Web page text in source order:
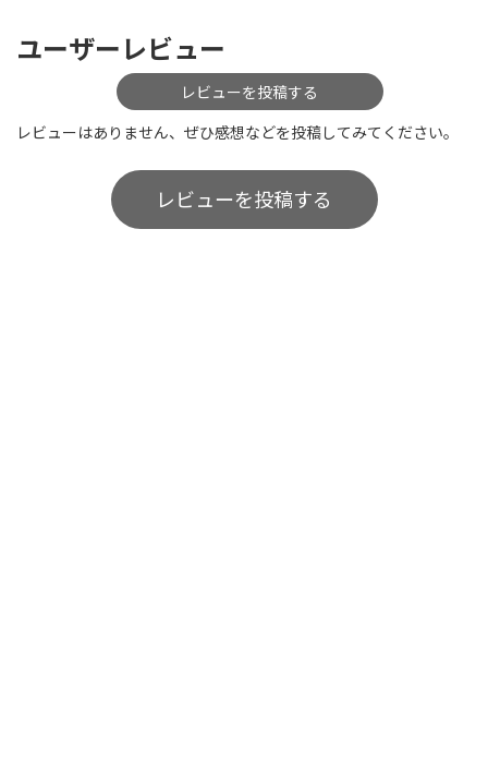
ユーザーレビュー
レビューを投稿する
レビューはありません、ぜひ感想などを投稿してみてください。
レビューを投稿する